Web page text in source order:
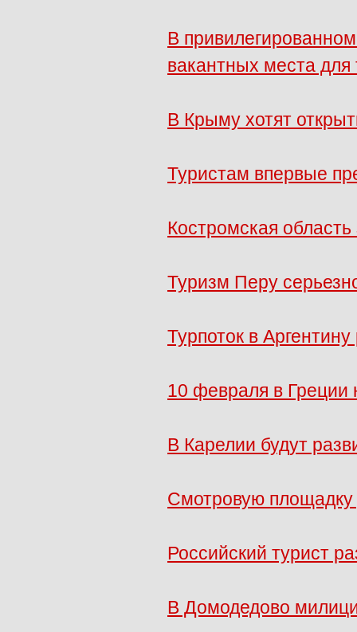
В привилегированном
вакантных места для
В Крыму хотят
Туристам впервые
Костромская
Туризм Перу
Турпоток в Аргентину
10 февраля в Греции
В Карелии будут
Смотровую площадку
Российский турист
В Домодедово